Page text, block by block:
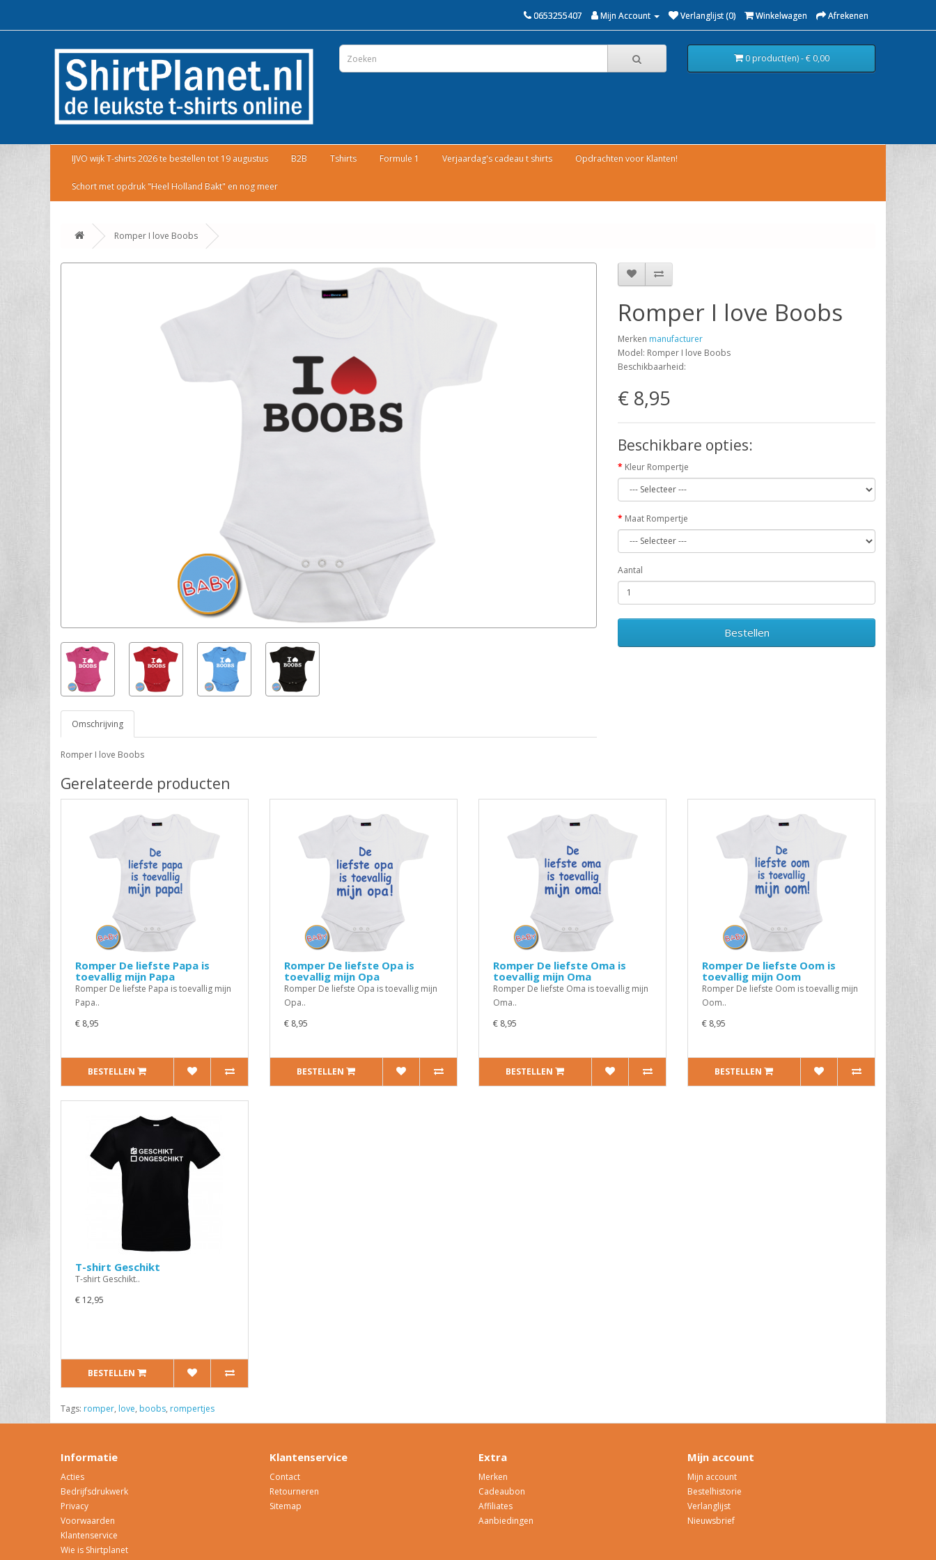
0653255407 Mijn Account Verlanglijst (0) Winkelwagen Afrekenen
0 product(en) - € 0,00
IJVO wijk T-shirts 2026 te bestellen tot 19 augustus B2B Tshirts Formule 1 Verjaardag's cadeau t shirts Opdrachten voor Klanten!
Schort met opdruk "Heel Holland Bakt" en nog meer
Romper I love Boobs
Omschrijving
Romper I love Boobs
Romper I love Boobs
Merken manufacturer
Model: Romper I love Boobs
Beschikbaarheid:
€ 8,95
Beschikbare opties:
Kleur Rompertje
Maat Rompertje
Aantal
Bestellen
Gerelateerde producten
Romper De liefste Papa is
toevallig mijn Papa
Romper De liefste Papa is toevallig mijn
Papa..
€ 8,95
BESTELLEN
Romper De liefste Opa is
toevallig mijn Opa
Romper De liefste Opa is toevallig mijn
Opa..
€ 8,95
BESTELLEN
Romper De liefste Oma is
toevallig mijn Oma
Romper De liefste Oma is toevallig mijn
Oma..
€ 8,95
BESTELLEN
Romper De liefste Oom is
toevallig mijn Oom
Romper De liefste Oom is toevallig mijn
Oom..
€ 8,95
BESTELLEN
T-shirt Geschikt
T-shirt Geschikt..
€ 12,95
BESTELLEN
Tags: romper, love, boobs, rompertjes
Informatie
Acties
Bedrijfsdrukwerk
Privacy
Voorwaarden
Klantenservice
Wie is Shirtplanet
Klantenservice
Contact
Retourneren
Sitemap
Extra
Merken
Cadeaubon
Affiliates
Aanbiedingen
Mijn account
Mijn account
Bestelhistorie
Verlanglijst
Nieuwsbrief